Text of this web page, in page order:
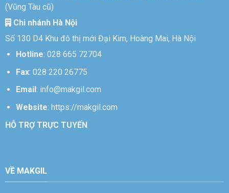
(Vũng Tàu cũ)
Chi nhánh Hà Nội
Số 130 D4 Khu đô thị mới Đại Kim, Hoàng Mai, Hà Nội
Hotline: 028 665 72704
Fax: 028 220 26775
Email : info@makgil.com
Website: https://makgil.com
HỖ TRỢ TRỰC TUYẾN
Sale 1
VỀ MAKGIL